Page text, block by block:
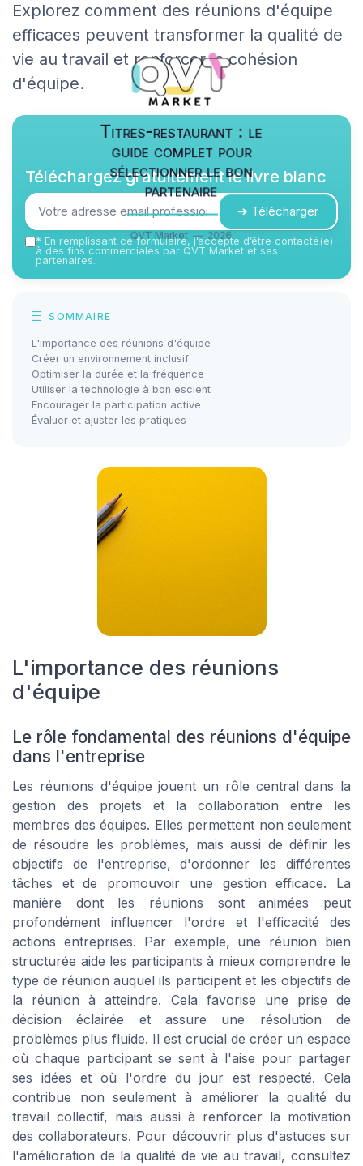
Explorez comment des réunions d'équipe
efficaces peuvent transformer la qualité de
vie au travail et renforcer la cohésion
d'équipe.
Titres-restaurant : le
guide complet pour
sélectionner le bon
partenaire
QVT Market — 2026
Téléchargez gratuitement le livre blanc
➔ Télécharger
* En remplissant ce formulaire, j’accepte d’être contacté(e)
à des fins commerciales par QVT Market et ses
partenaires.
SOMMAIRE
L'importance des réunions d'équipe
Créer un environnement inclusif
Optimiser la durée et la fréquence
Utiliser la technologie à bon escient
Encourager la participation active
Évaluer et ajuster les pratiques
L'importance des réunions
d'équipe
Le rôle fondamental des réunions d'équipe
dans l'entreprise
Les réunions d'équipe jouent un rôle central dans la
gestion des projets et la collaboration entre les
membres des équipes. Elles permettent non seulement
de résoudre les problèmes, mais aussi de définir les
objectifs de l'entreprise, d'ordonner les différentes
tâches et de promouvoir une gestion efficace. La
manière dont les réunions sont animées peut
profondément influencer l'ordre et l'efficacité des
actions entreprises. Par exemple, une réunion bien
structurée aide les participants à mieux comprendre le
type de réunion auquel ils participent et les objectifs de
la réunion à atteindre. Cela favorise une prise de
décision éclairée et assure une résolution de
problèmes plus fluide. Il est crucial de créer un espace
où chaque participant se sent à l'aise pour partager
ses idées et où l'ordre du jour est respecté. Cela
contribue non seulement à améliorer la qualité du
travail collectif, mais aussi à renforcer la motivation
des collaborateurs. Pour découvrir plus d'astuces sur
l'amélioration de la qualité de vie au travail, consultez